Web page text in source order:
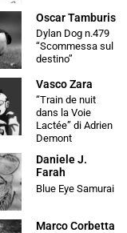
Oscar Tamburis
Dylan Dog n.479
“Scommessa sul
destino”
Vasco Zara
“Train de nuit
dans la Voie
Lactée” di Adrien
Demont
Daniele J.
Farah
Blue Eye Samurai
Marco Corbetta